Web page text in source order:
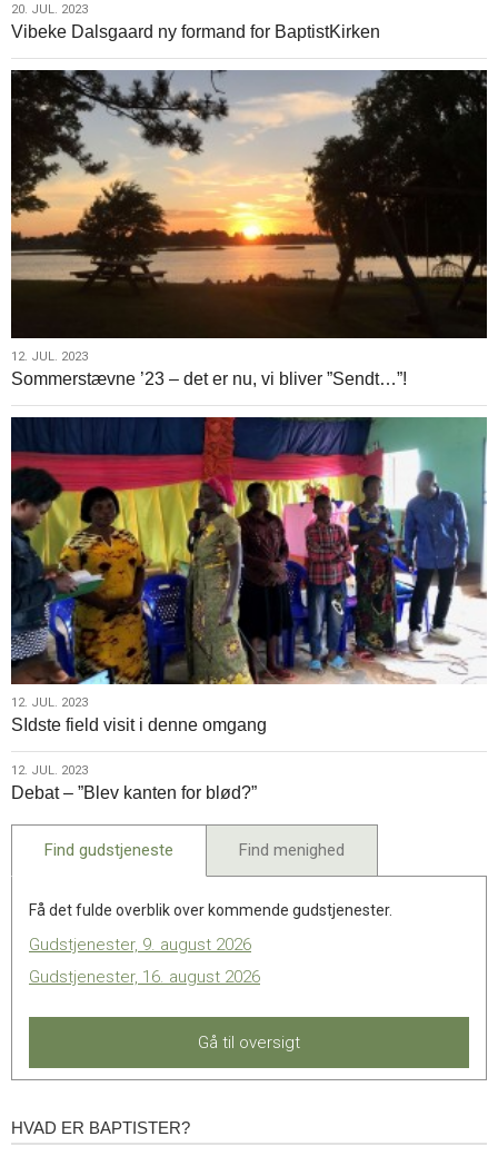
20.
jul.
2023
20. JUL. 2023
Vibeke Dalsgaard ny formand for BaptistKirken
12.
jul.
2023
12. JUL. 2023
Sommerstævne ’23 – det er nu, vi bliver ”Sendt…”!
12.
jul.
2023
12. JUL. 2023
SIdste field visit i denne omgang
12.
jul.
2023
12. JUL. 2023
Debat – ”Blev kanten for blød?”
Find gudstjeneste Find menighed
Få det fulde overblik over kommende gudstjenester.
Gudstjenester, 9. august 2026
Gudstjenester, 16. august 2026
Gå til oversigt
Hvad
HVAD ER BAPTISTER?